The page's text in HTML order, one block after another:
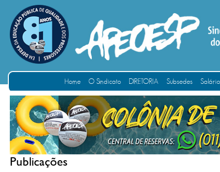
Home O Sindicato DIRETORIA Subsedes
Publicações